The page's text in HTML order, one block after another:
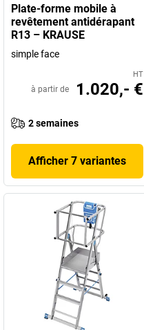
Plate-forme mobile à
revêtement antidérapant
R13 – KRAUSE
simple face
HT
à partir de 1.020,- €
2 semaines
Afficher 7 variantes